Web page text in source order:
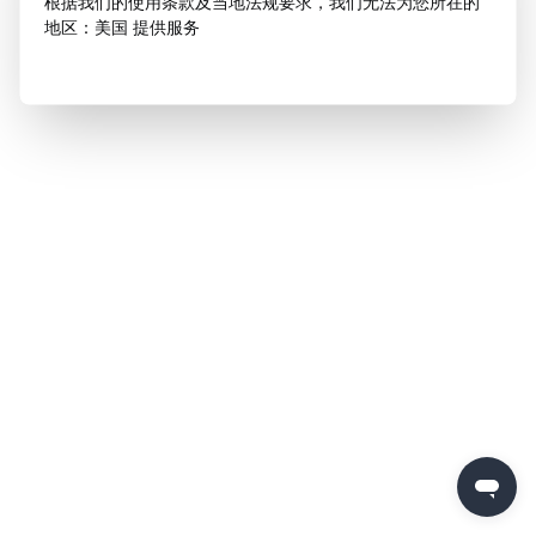
地区：美国 提供服务